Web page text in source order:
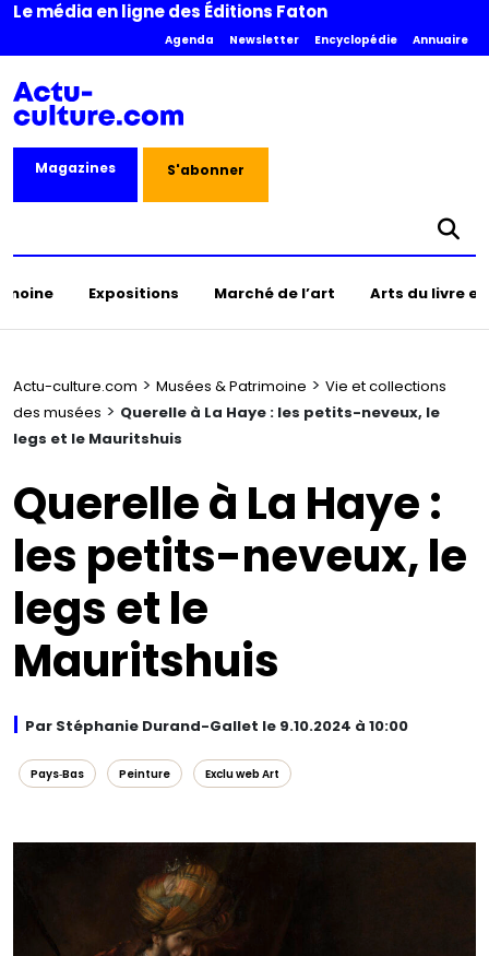
Le média en ligne des Éditions Faton
Agenda Newsletter Encyclopédie Annuaire
Magazines S'abonner
Expositions Marché de l’art Arts du livre
Actu-culture.com > Musées & Patrimoine > Vie et collections
des musées > Querelle à La Haye : les petits-neveux, le
legs et le Mauritshuis
Querelle à La Haye :
les petits-neveux, le
legs et le
Mauritshuis
Par Stéphanie Durand-Gallet le 9.10.2024 à 10:00
Pays‑Bas Peinture Exclu web Art